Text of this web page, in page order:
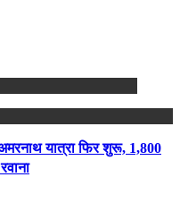
यात्रा फिर शुरू, 1,800